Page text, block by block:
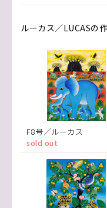
ルーカス／LUCASの
F8号／ルーカス
sold out